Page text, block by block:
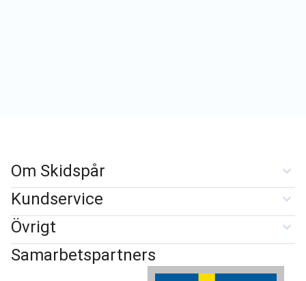
Om Skidspår
Kundservice
Övrigt
Samarbetspartners